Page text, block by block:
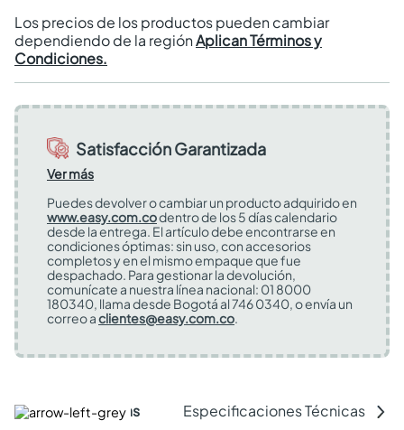
Los precios de los productos pueden cambiar
dependiendo de la regiónAplican Términos y
Condiciones.
Satisfacción Garantizada
Ver más
Puedes devolver o cambiar un producto adquirido en
www.easy.com.codentro de los 5 días calendario
desde la entrega. El artículo debe encontrarse en
condiciones óptimas: sin uso, con accesorios
completos y en el mismo empaque que fue
despachado. Para gestionar la devolución,
comunícate a nuestra línea nacional: 01 8000
180340, llama desde Bogotá al 746 0340, o envía un
correo aclientes@easy.com.co.
Características Especificaciones Técnicas